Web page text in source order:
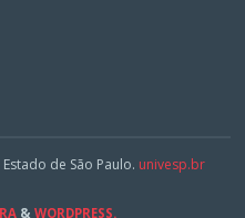
de São Paulo. univesp.br
& WORDPRESS.